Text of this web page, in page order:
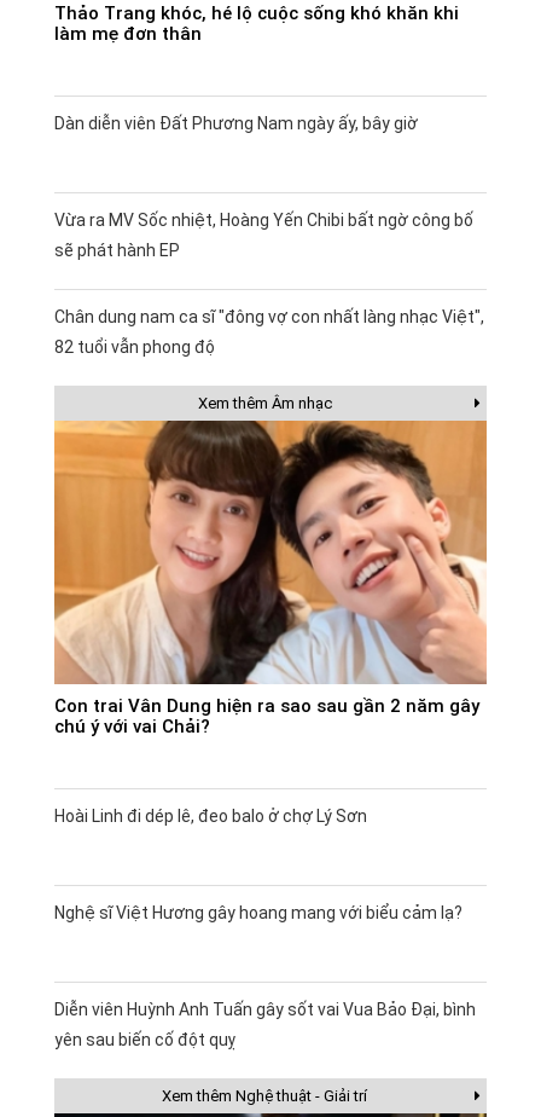
Thảo Trang khóc, hé lộ cuộc sống khó khăn khi
làm mẹ đơn thân
Dàn diễn viên Đất Phương Nam ngày ấy, bây giờ
Vừa ra MV Sốc nhiệt, Hoàng Yến Chibi bất ngờ công bố
sẽ phát hành EP
Chân dung nam ca sĩ "đông vợ con nhất làng nhạc Việt",
82 tuổi vẫn phong độ
Xem thêm Âm nhạc
Con trai Vân Dung hiện ra sao sau gần 2 năm gây
chú ý với vai Chải?
Hoài Linh đi dép lê, đeo balo ở chợ Lý Sơn
Nghệ sĩ Việt Hương gây hoang mang với biểu cảm lạ?
Diễn viên Huỳnh Anh Tuấn gây sốt vai Vua Bảo Đại, bình
yên sau biến cố đột quỵ
Xem thêm Nghệ thuật - Giải trí